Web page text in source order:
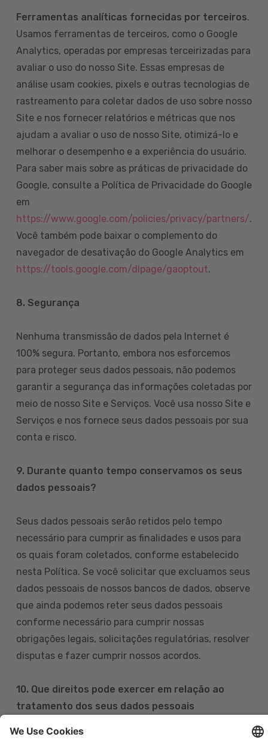
Ferramentas analíticas fornecidas por terceiros.
Usamos ferramentas de terceiros, como o Google
Analytics, operadas por empresas terceirizadas para
avaliar o uso do nosso Site. Essas empresas de
análise usam cookies, pixels e outras tecnologias de
rastreamento para coletar dados de uso sobre nosso
Site e nos fornecer relatórios e métricas que nos
ajudam a avaliar o uso de nosso Site, otimizá-lo e
melhorar o desempenho e a experiência do usuário.
Para saber mais sobre as práticas de privacidade do
Google, consulte a Política de Privacidade do Google
em
https://www.google.com/policies/privacy/partners/.
Você também pode baixar o complemento do
navegador de desativação do Google Analytics em
https://tools.google.com/dlpage/gaoptout.
8. Segurança
Nenhuma transmissão de dados pela Internet é
100% segura. Portanto, embora nos esforcemos
para proteger seus dados pessoais, não podemos
garantir a segurança das informações coletadas por
meio de nosso Site e Serviços. Você usa nosso Site e
Serviços e nos fornece seus dados pessoais por sua
conta e risco.
9. Durante quanto tempo conservamos os seus
dados pessoais?
Seus dados pessoais serão retidos pelo tempo
necessário para cumprir as finalidades e usos para
os quais foram coletados, conforme estabelecido
nesta Política. Se você solicitar que excluamos seus
dados pessoais de nossos bancos de dados, observe
que ainda podemos reter seus dados pessoais
conforme necessário para cumprir nossas
obrigações legais, solicitações regulatórias, resolver
disputas e fazer cumprir nossos acordos.
10. Que direitos pode exercer em relação ao
tratamento dos seus dados pessoais